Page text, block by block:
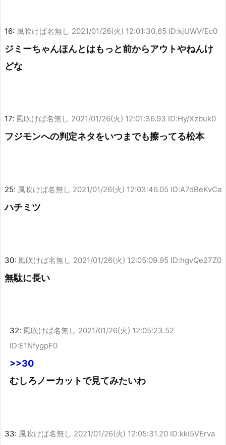
16: 風吹けば名無し 2021/01/26(火) 12:01:30.65 ID:kjUWVfEc0
ジミーちゃんほんとはもっと前からアウトやねんけ
どな
17: 風吹けば名無し 2021/01/26(火) 12:01:36.93 ID:Hy/Xzbuk0
フジモンへの判定ネタをいつまでも擦ってる松本
25: 風吹けば名無し 2021/01/26(火) 12:03:46.05 ID:A7dBeKvCa
ハチミツ
30: 風吹けば名無し 2021/01/26(火) 12:05:09.95 ID:hgvQe27Z0
無駄に長い
32: 風吹けば名無し 2021/01/26(火) 12:05:23.52
ID:E1NfygpF0
>>30
むしろノーカットで見てみたいわ
33: 風吹けば名無し 2021/01/26(火) 12:05:31.20 ID:kki5VErva